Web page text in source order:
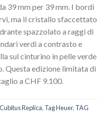
39 mm per 39 mm. I bordi
ma il cristallo sfaccettato
spazzolato a raggi di
verdi a contrasto e
sul cinturino in pelle verde
Questa edizione limitata di
a CHF 9.100.
Replica, Tag Heuer, TAG